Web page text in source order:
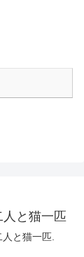
と猫一匹
と猫一匹.